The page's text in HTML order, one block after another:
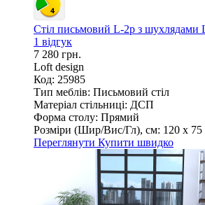
Стіл письмовий L-2p з шухлядами
1 відгук
7 280 грн.
Loft design
Код: 25985
Тип меблів: Письмовий стіл
Матеріал стільниці: ДСП
Форма столу: Прямий
Розміри (Шир/Вис/Гл), см: 120 х
Переглянути Купити швидко